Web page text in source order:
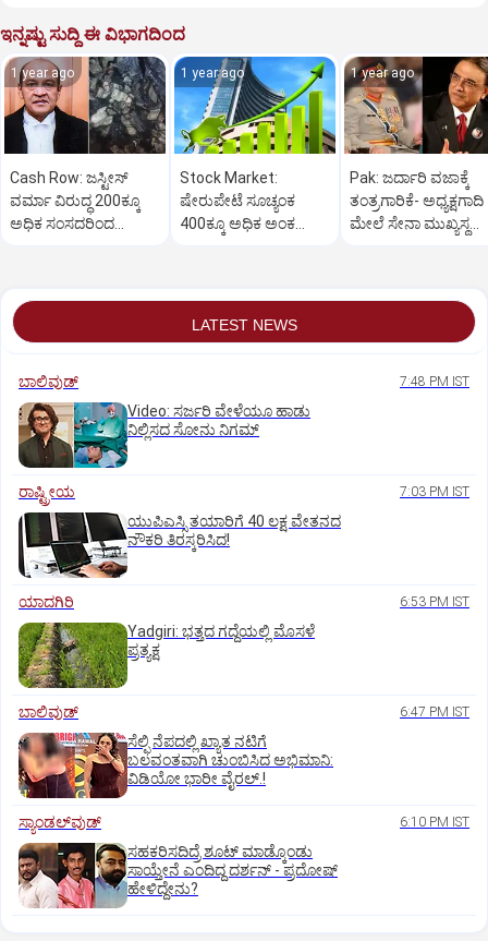
ಇನ್ನಷ್ಟು ಸುದ್ದಿ ಈ ವಿಭಾಗದಿಂದ
1 year ago
Cash Row: ಜಸ್ಟೀಸ್‌
ವರ್ಮಾ ವಿರುದ್ಧ 200ಕ್ಕೂ
ಅಧಿಕ ಸಂಸದರಿಂದ
1 year ago
Stock Market:
ಷೇರುಪೇಟೆ ಸೂಚ್ಯಂಕ
400ಕ್ಕೂ ಅಧಿಕ ಅಂಕ
1 year ago
Pak: ಜರ್ದಾರಿ ವಜಾಕ್ಕೆ
ತಂತ್ರಗಾರಿಕೆ- ಅಧ್ಯಕ್ಷಗಾದಿ
ಮೇಲೆ ಸೇನಾ ಮುಖ್ಯಸ್ಥ
LATEST NEWS
ಬಾಲಿವುಡ್‌ 7:48 PM IST
‌Video: ಸರ್ಜರಿ ವೇಳೆಯೂ ಹಾಡು
ನಿಲ್ಲಿಸದ ಸೋನು ನಿಗಮ್
ರಾಷ್ಟ್ರೀಯ 7:03 PM IST
ಯುಪಿಎಸ್ಸಿ ತಯಾರಿಗೆ 40 ಲಕ್ಷ ವೇತನದ
ನೌಕರಿ ತಿರಸ್ಕರಿಸಿದ!
ಯಾದಗಿರಿ 6:53 PM IST
Yadgiri: ಭತ್ತದ ಗದ್ದೆಯಲ್ಲಿ ಮೊಸಳೆ
ಪ್ರತ್ಯಕ್ಷ
ಬಾಲಿವುಡ್‌ 6:47 PM IST
ಸೆಲ್ಫಿ ನೆಪದಲ್ಲಿ ಖ್ಯಾತ ನಟಿಗೆ
ಬಲವಂತವಾಗಿ ಚುಂಬಿಸಿದ ಅಭಿಮಾನಿ:
ವಿಡಿಯೋ ಭಾರೀ ವೈರಲ್.!
ಸ್ಯಾಂಡಲ್‌ವುಡ್‌ 6:10 PM IST
ಸಹಕರಿಸದಿದ್ರೆ ಶೂಟ್‌ ಮಾಡ್ಕೊಂಡು
ಸಾಯ್ತೇನೆ ಎಂದಿದ್ದ ದರ್ಶನ್‌ - ಪ್ರದೋಷ್‌
ಹೇಳಿದ್ದೇನು?